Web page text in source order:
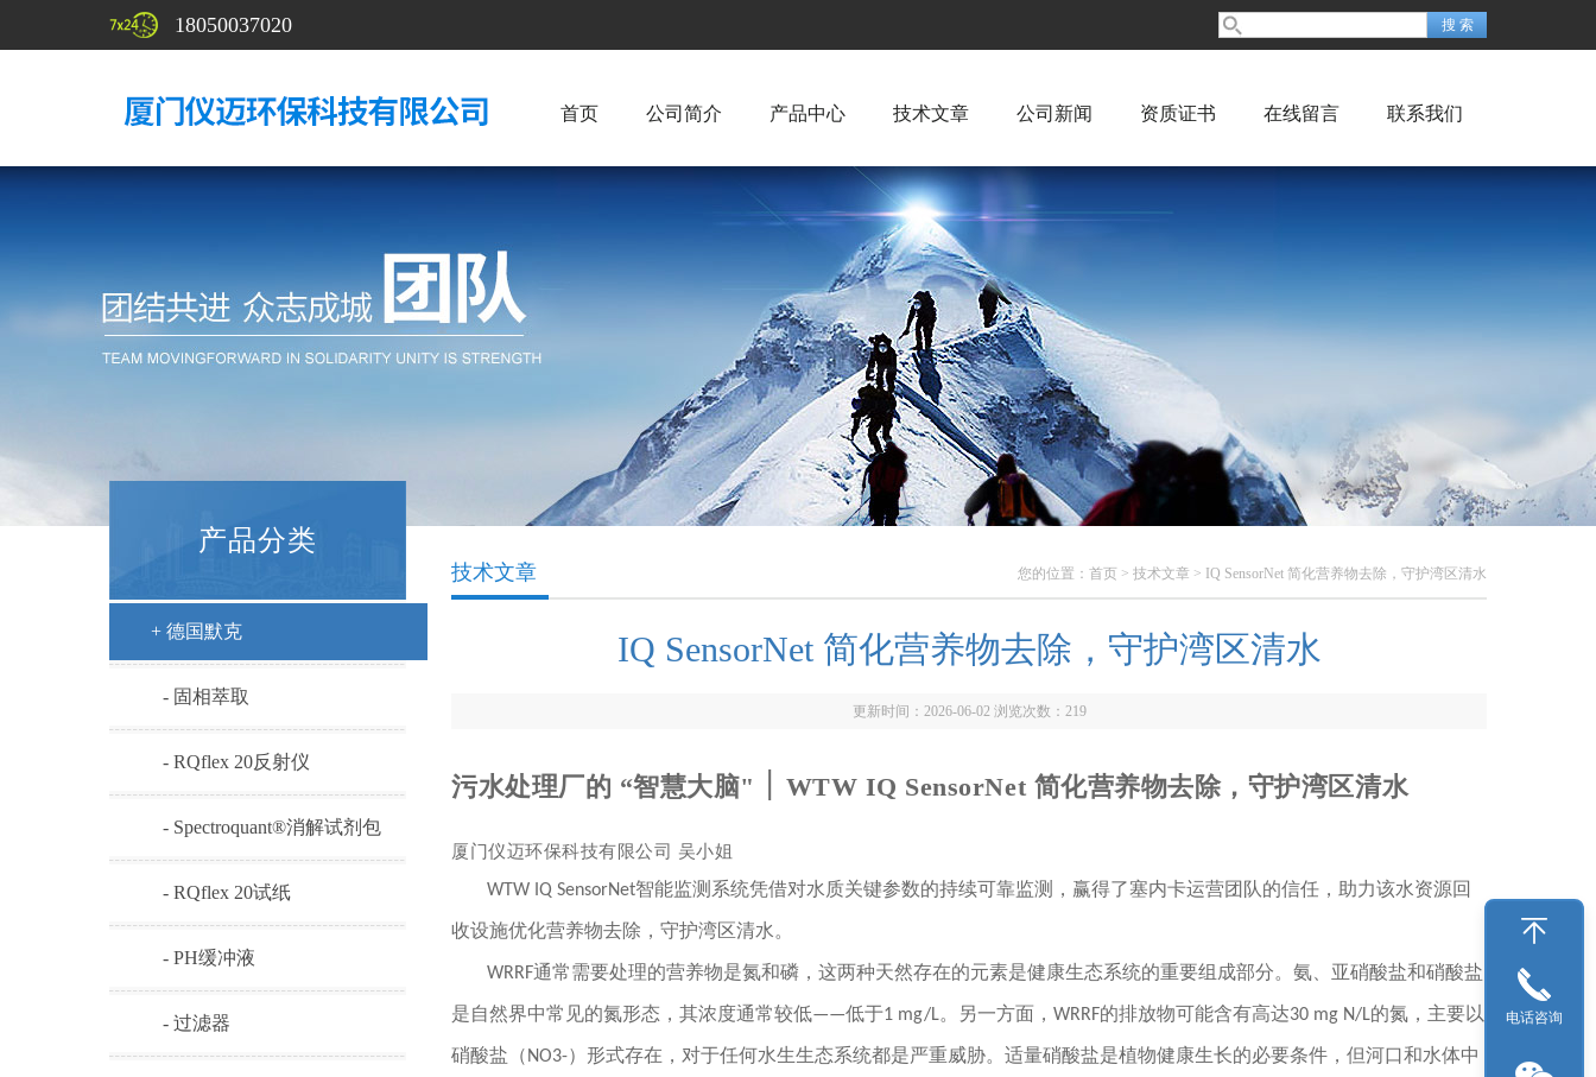
18050037020
首页 公司简介 产品中心 技术文章 公司新闻 资质证书 在线留言 联系我们
产品分类
+ 德国默克
- 固相萃取
- RQflex 20反射仪
- Spectroquant®消解试剂包
- RQflex 20试纸
- PH缓冲液
- 过滤器
您的位置： 首页 > 技术文章 > IQ SensorNet 简化营养物去除，守护湾区清水
技术文章
IQ SensorNet 简化营养物去除，守护湾区清水
更新时间：2026-06-02 浏览次数： 219
污水处理厂的 “智慧大脑" ׀ WTW IQ SensorNet 简化营养物去除，守护湾区清水
厦门仪迈环保科技有限公司 吴小姐
WTW IQ SensorNet智能监测系统凭借对水质关键参数的持续可靠监测，赢得了塞内卡运营团队的信任，助力该水资源回
收设施优化营养物去除，守护湾区清水。
WRRF通常需要处理的营养物是氮和磷，这两种天然存在的元素是健康生态系统的重要组成部分。氨、亚硝酸盐和硝酸盐
是自然界中常见的氮形态，其浓度通常较低——低于1 mg/L。另一方面，WRRF的排放物可能含有高达30 mg N/L的氮，主要以
硝酸盐（NO3-）形式存在，对于任何水生生态系统都是严重威胁。适量硝酸盐是植物健康生长的必要条件，但河口和水体中
电话咨询